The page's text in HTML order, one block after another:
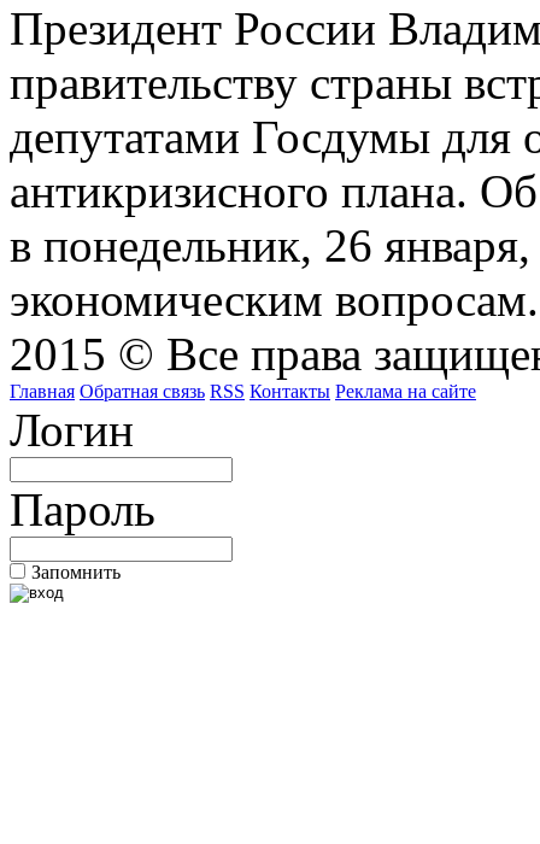
Президент России
правительству страны
депутатами Госдумы для
антикризисного плана. Об
в понедельник, 26
экономическим вопросам.
2015 © Все права
Главная Обратная связь RSS Контакты Реклама на сайте
Логин
Пароль
Запомнить